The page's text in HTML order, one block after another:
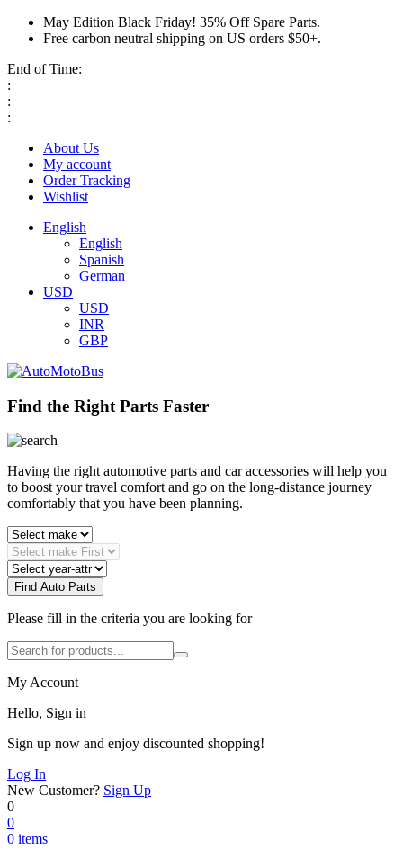
May Edition Black Friday! 35% Off Spare Parts.
Free carbon neutral shipping on US orders $50+.
End of Time:
:
:
:
About Us
My account
Order Tracking
Wishlist
English
English
Spanish
German
USD
USD
INR
GBP
Find the Right Parts Faster
Having the right automotive parts and car accessories will help you
to boost your travel comfort and go on the long-distance journey
comfortably that you have been planning.
Find Auto Parts
Please fill in the criteria you are looking for
My Account
Hello, Sign in
Sign up now and enjoy discounted shopping!
Log In
New Customer? Sign Up
0
0
0 items